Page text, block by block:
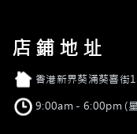
店鋪地址
店舖地址香港新界葵涌葵喜街
營業時間9:00am - 6:00pm (